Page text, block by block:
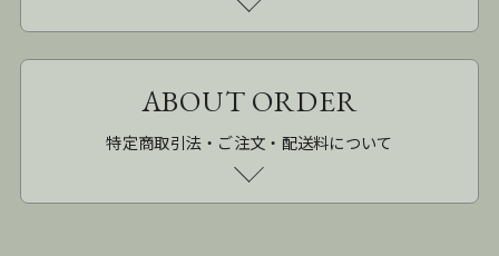
ABOUT ORDER
特定商取引法・ご注文・配送料について